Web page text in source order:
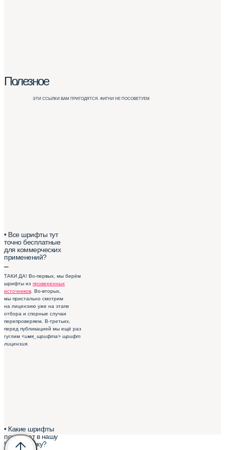
• Все шрифты тут
точно бесплатные
для коммерческих
применений?
–
ТАКИ ДА! Во-первых, мы берём
шрифты из проверенных
источников . Во-вторых,
мы пристально смотрим
на лицензию уже на этапе
отбора и спорные случаи
перепроверяем. В-третьих,
перед публикацией мы ещё раз
гуглим <имя_шрифта> шрифт
лицензия
• Какие шрифты
попадают в нашу
Шрифтотеку?
Полезное
ЭТИ ССЫЛКИ ВАМ ПРИГОДЯТСЯ. ФИГНИ НЕ ПОСОВЕТУЕМ